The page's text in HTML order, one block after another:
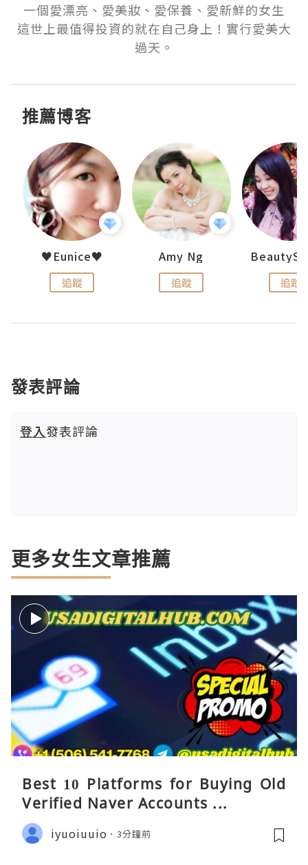
一個愛漂亮、愛美妝、愛保養、愛新鮮的女生
這世上最值得投資的就在自己身上！實行愛美大
過天。
推薦博客
♥Eunice♥
追蹤
Amy Ng
追蹤 追蹤
發表評論
登入發表評論
更多女生文章推薦
Best 10 Platforms for Buying Old
Verified Naver Accounts ...
iyuoiuuio 3分鐘前